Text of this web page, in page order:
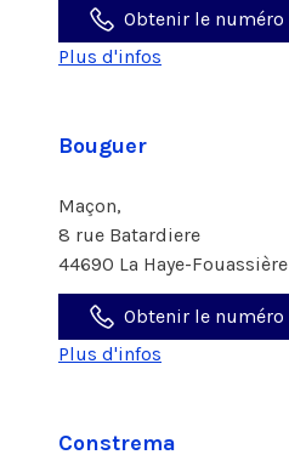
Obtenir le numéro
Plus d'infos
Bouguer
Maçon,
8 rue Batardiere
44690 La Haye-Fouassière
Obtenir le numéro
Plus d'infos
Constrema